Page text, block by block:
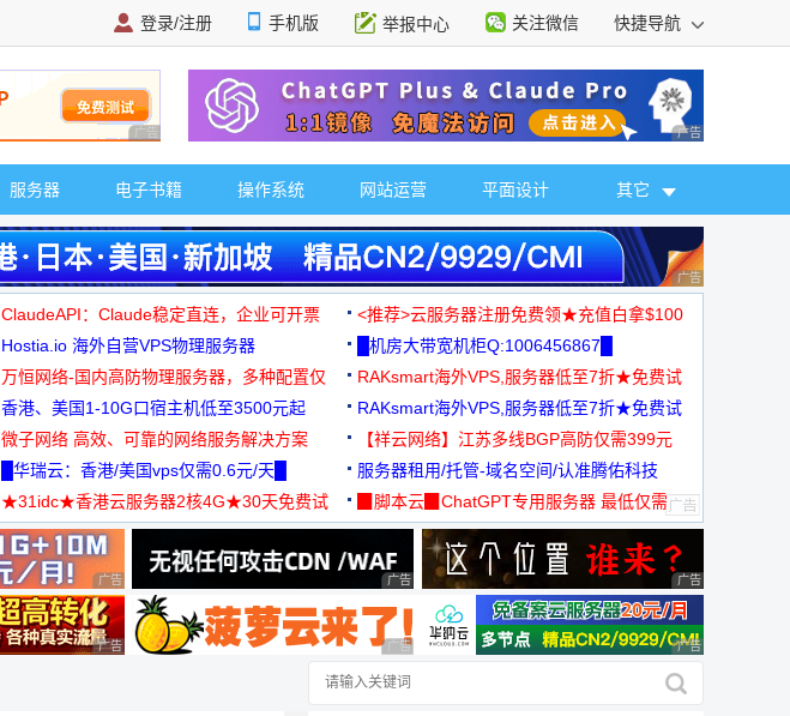
登录/注册 手机版 举报中心 关注微信 快捷导航
广告 商业广告，理性选择 广告 商业广告，理
服务器 电子书籍 操作系统 网站运营 平面设计 其它
广告 商业广告，理
ClaudeAPI：Claude稳定直连，企业可开票
<推荐>云服务器注册免费领★充值白拿$100
Hostia.io 海外自营VPS物理服务器
█机房大带宽机柜Q:1006456867█
万恒网络-国内高防物理服务器，多种配置仅
99元/月起
RAKsmart海外VPS,服务器低至7折★免费试
用★
香港、美国1-10G口宿主机低至3500元起
RAKsmart海外VPS,服务器低至7折★免费试
用★
微子网络 高效、可靠的网络服务解决方案
【祥云网络】江苏多线BGP高防仅需399元
█华瑞云：香港/美国vps仅需0.6元/天█
服务器租用/托管-域名空间/认准腾佑科技
★31idc★香港云服务器2核4G★30天免费试
用◆
▉脚本云▉ChatGPT专用服务器 最低仅需
19元/月
广告 商业广告，理性选择 广告 商业广告，理性选择 广告 商业广告，理
广告 商业广告，理性选择 广告 商业广告，理性选择 广告 商业广告，理